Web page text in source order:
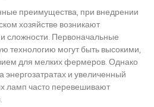
преимущества, при внедрении
хозяйстве возникают
сложности. Первоначальные
технологию могут быть высокими,
для мелких фермеров. Однако
энергозатратах и увеличенный
ламп часто перевешивают